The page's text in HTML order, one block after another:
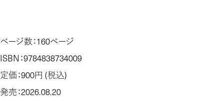
ページ数：160ページ
ISBN：9784838734009
定価：900円 (税込)
発売：2026.08.20